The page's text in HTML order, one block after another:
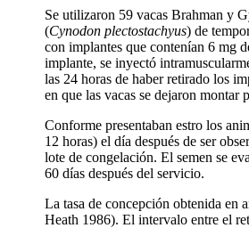
Se utilizaron 59 vacas Brahman y
(Cynodon plectostachyus) de
con implantes que contenían 6 mg
implante, se inyectó
las 24 horas de haber retirado los
en que las vacas se dejaron
Conforme presentaban estro los
12 horas) el día después de ser
lote de congelación. El semen se
60 días después del servicio.
La tasa de concepción obtenida en
Heath 1986). El intervalo entre el